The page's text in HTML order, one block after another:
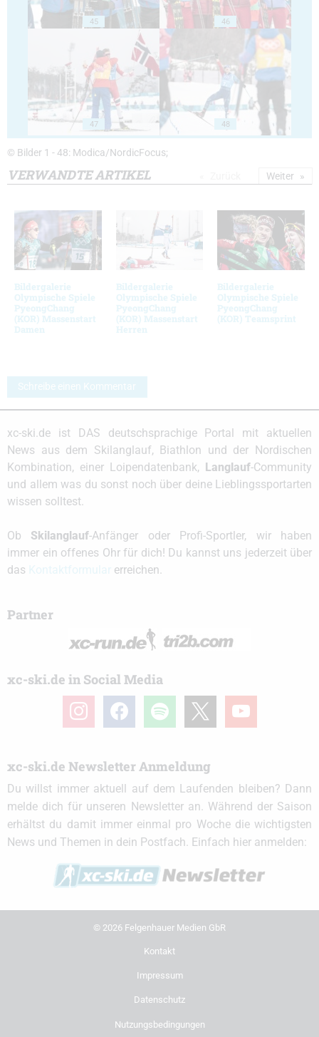
45 46
47 48
© Bilder 1 - 48: Modica/NordicFocus;
VERWANDTE ARTIKEL
Bildergalerie
Olympische Spiele
PyeongChang
(KOR) Massenstart
Damen
Bildergalerie
Olympische Spiele
PyeongChang
(KOR) Massenstart
Herren
Bildergalerie
Olympische Spiele
PyeongChang
(KOR) Teamsprint
Weiter
Schreibe einen Kommentar
xc-ski.de ist DAS deutschsprachige Portal mit aktuellen
News aus dem Skilanglauf, Biathlon und der Nordischen
Kombination, einer Loipendatenbank,
Langlauf-Community
und allem was du sonst noch über deine Lieblingssportarten
wissen solltest.
Ob Skilanglauf-Anfänger oder Profi-Sportler, wir haben
immer ein offenes Ohr für dich! Du kannst uns jederzeit über
das
erreichen.
Partner
xc-ski.de in Social Media
instagramfacebook spotify youtube
xc-ski.de Newsletter Anmeldung
Du willst immer aktuell auf dem Laufenden bleiben? Dann
melde dich für unseren Newsletter an. Während der Saison
erhältst du damit immer einmal pro Woche die wichtigsten
News und Themen in dein Postfach. Einfach hier anmelden:
© 2026 Felgenhauer Medien GbR
Kontakt
Impressum
Datenschutz
Nutzungsbedingungen